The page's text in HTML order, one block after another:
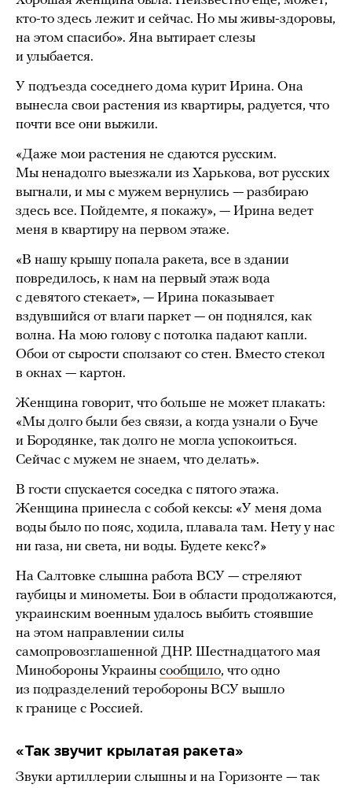
кто-то здесь лежит и сейчас. Но мы живы-здоровы,
на этом спасибо». Яна вытирает слезы
и улыбается.
У подъезда соседнего дома курит Ирина. Она
вынесла свои растения из квартиры, радуется, что
почти все они выжили.
«Даже мои растения не сдаются русским.
Мы ненадолго выезжали из Харькова, вот русских
выгнали, и мы с мужем вернулись — разбираю
здесь все. Пойдемте, я покажу», — Ирина ведет
меня в квартиру на первом этаже.
«В нашу крышу попала ракета, все в здании
повредилось, к нам на первый этаж вода
с девятого стекает», — Ирина показывает
вздувшийся от влаги паркет — он поднялся, как
волна. На мою голову с потолка падают капли.
Обои от сырости сползают со стен. Вместо стекол
в окнах — картон.
Женщина говорит, что больше не может плакать:
«Мы долго были без связи, а когда узнали о Буче
и Бородянке, так долго не могла успокоиться.
Сейчас с мужем не знаем, что делать».
В гости спускается соседка с пятого этажа.
Женщина принесла с собой кексы: «У меня дома
воды было по пояс, ходила, плавала там. Нету у нас
ни газа, ни света, ни воды. Будете кекс?»
На Салтовке слышна работа ВСУ — стреляют
гаубицы и минометы. Бои в области продолжаются,
украинским военным удалось выбить стоявшие
на этом направлении силы
самопровозглашенной ДНР. Шестнадцатого мая
Минобороны Украины сообщило, что одно
из подразделений теробороны ВСУ вышло
к границе с Россией.
«Так звучит крылатая ракета»
Звуки артиллерии слышны и на Горизонте — так